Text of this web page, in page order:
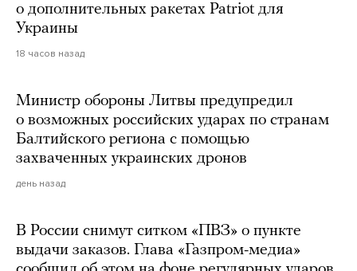
о дополнительных ракетах Patriot для
Украины
18 часов назад
Министр обороны Литвы предупредил
о возможных российских ударах по странам
Балтийского региона с помощью
захваченных украинских дронов
день назад
В России снимут ситком «ПВЗ» о пункте
выдачи заказов. Глава «Газпром-медиа»